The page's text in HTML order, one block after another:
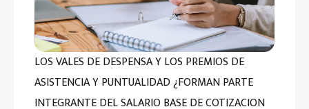
LOS VALES DE DESPENSA Y LOS PREMIOS DE
ASISTENCIA Y PUNTUALIDAD ¿FORMAN PARTE
INTEGRANTE DEL SALARIO BASE DE COTIZACION